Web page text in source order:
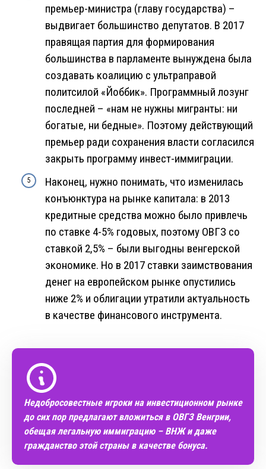
премьер-министра (главу государства) –
выдвигает большинство депутатов. В 2017
правящая партия для формирования
большинства в парламенте вынуждена была
создавать коалицию с ультраправой
политсилой «Йоббик». Программный лозунг
последней – «нам не нужны мигранты: ни
богатые, ни бедные». Поэтому действующий
премьер ради сохранения власти согласился
закрыть программу инвест-иммиграции.
Наконец, нужно понимать, что изменилась
конъюнктура на рынке капитала: в 2013
кредитные средства можно было привлечь
по ставке 4-5% годовых, поэтому ОВГЗ со
ставкой 2,5% – были выгодны венгерской
экономике. Но в 2017 ставки заимствования
денег на европейском рынке опустились
ниже 2% и облигации утратили актуальность
в качестве финансового инструмента.
Недобросовестные игроки на инвестиционном рынке
до сих пор предлагают вложиться в ОВГЗ Венгрии,
обещая легальную иммиграцию – ВНЖ и даже
гражданство этой страны в качестве бонуса.